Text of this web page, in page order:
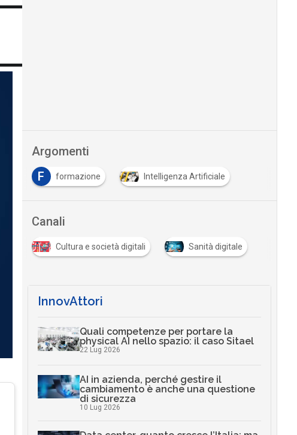
Argomenti
F
formazione Intelligenza Artificiale
Canali
Cultura e società digitali Sanità digitale
InnovAttori
Quali competenze per portare la
physical AI nello spazio: il caso Sitael
22 Lug 2026
AI in azienda, perché gestire il
cambiamento è anche una questione
di sicurezza
10 Lug 2026